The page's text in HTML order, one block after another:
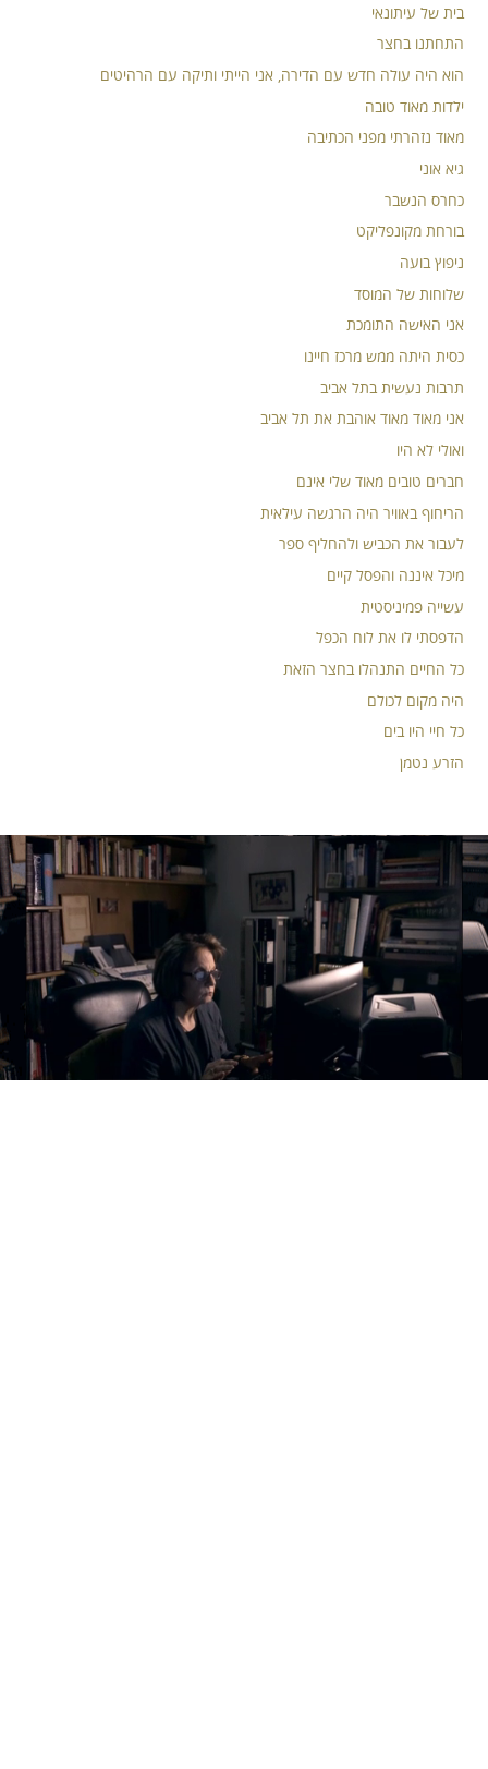
בית של עיתונאי
התחתנו בחצר
הוא היה עולה חדש עם הדירה, אני הייתי ותיקה עם הרהיטים
ילדות מאוד טובה
מאוד נזהרתי מפני הכתיבה
גיא אוני
כחרס הנשבר
בורחת מקונפליקט
ניפוץ בועה
שלוחות של המוסד
אני האישה התומכת
כסית היתה ממש מרכז חיינו
תרבות נעשית בתל אביב
אני מאוד מאוד אוהבת את תל אביב
ואולי לא היו
חברים טובים מאוד שלי אינם
הריחוף באוויר היה הרגשה עילאית
לעבור את הכביש ולהחליף ספר
מיכל איננה והפסל קיים
עשייה פמיניסטית
הדפסתי לו את לוח הכפל
כל החיים התנהלו בחצר הזאת
היה מקום לכולם
כל חיי היו בים
הזרע נטמן